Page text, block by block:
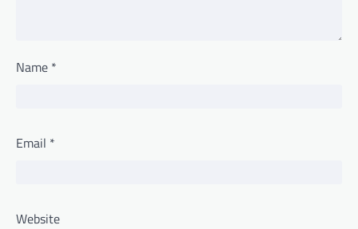
Name *
Email *
Website